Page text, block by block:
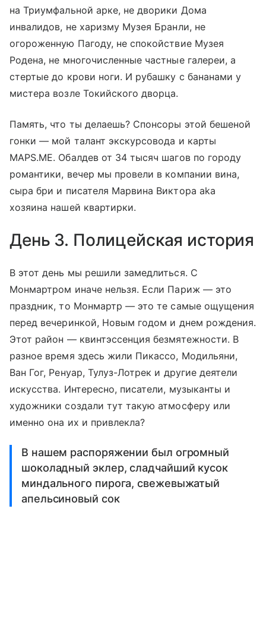
на Триумфальной арке, не дворики Дома
инвалидов, не харизму Музея Бранли, не
огороженную Пагоду, не спокойствие Музея
Родена, не многочисленные частные галереи, а
стертые до крови ноги. И рубашку с бананами у
мистера возле Токийского дворца.
Память, что ты делаешь? Спонсоры этой бешеной
гонки — мой талант экскурсовода и карты
MAPS.ME. Обалдев от 34 тысяч шагов по городу
романтики, вечер мы провели в компании вина,
сыра бри и писателя Марвина Виктора aka
хозяина нашей квартирки.
День 3. Полицейская история
В этот день мы решили замедлиться. С
Монмартром иначе нельзя. Если Париж — это
праздник, то Монмартр — это те самые ощущения
перед вечеринкой, Новым годом и днем рождения.
Этот район — квинтэссенция безмятежности. В
разное время здесь жили Пикассо, Модильяни,
Ван Гог, Ренуар, Тулуз-Лотрек и другие деятели
искусства. Интересно, писатели, музыканты и
художники создали тут такую атмосферу или
именно она их и привлекла?
В нашем распоряжении был огромный
шоколадный эклер, сладчайший кусок
миндального пирога, свежевыжатый
апельсиновый сок